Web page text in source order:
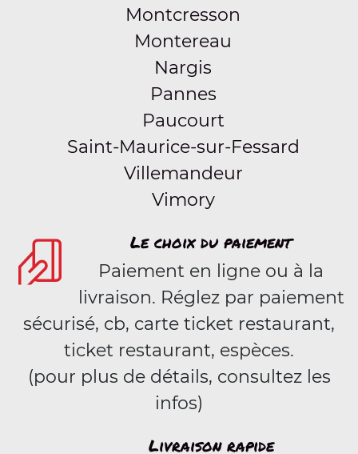
Montcresson
Montereau
Nargis
Pannes
Paucourt
Saint-Maurice-sur-Fessard
Villemandeur
Vimory
Le choix du paiement
Paiement en ligne ou à la
livraison. Réglez par paiement
sécurisé, cb, carte ticket restaurant,
ticket restaurant, espèces.
(pour plus de détails, consultez les
infos)
Livraison rapide